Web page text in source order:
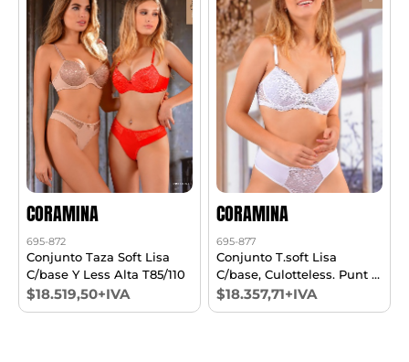
CORAMINA
695-872
Conjunto Taza Soft Lisa
C/base Y Less Alta T85/110
$18.519,50+IVA
CORAMINA
695-877
Conjunto T.soft Lisa
C/base, Culotteless. Punt Y
Microf T85/105
$18.357,71+IVA